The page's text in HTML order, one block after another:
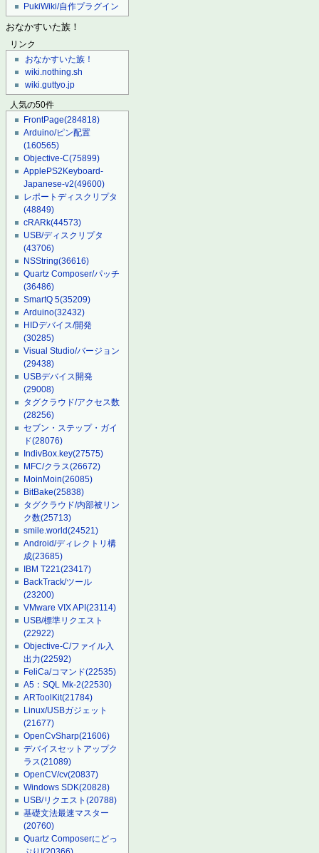
PukiWiki/自作プラグイン
おなかすいた族！
リンク
おなかすいた族！
wiki.nothing.sh
wiki.guttyo.jp
人気の50件
FrontPage(284818)
Arduino/ピン配置
(160565)
Objective-C(75899)
ApplePS2Keyboard-
Japanese-v2(49600)
レポートディスクリプタ
(48849)
cRARk(44573)
USB/ディスクリプタ
(43706)
NSString(36616)
Quartz Composer/パッチ
(36486)
SmartQ 5(35209)
Arduino(32432)
HIDデバイス/開発
(30285)
Visual Studio/バージョン
(29438)
USBデバイス開発
(29008)
タグクラウド/アクセス数
(28256)
セブン・ステップ・ガイ
ド(28076)
IndivBox.key(27575)
MFC/クラス(26672)
MoinMoin(26085)
BitBake(25838)
タグクラウド/内部被リン
ク数(25713)
smile.world(24521)
Android/ディレクトリ構
成(23685)
IBM T221(23417)
BackTrack/ツール
(23200)
VMware VIX API(23114)
USB/標準リクエスト
(22922)
Objective-C/ファイル入
出力(22592)
FeliCa/コマンド(22535)
A5：SQL Mk-2(22530)
ARToolKit(21784)
Linux/USBガジェット
(21677)
OpenCvSharp(21606)
デバイスセットアップク
ラス(21089)
OpenCV/cv(20837)
Windows SDK(20828)
USB/リクエスト(20788)
基礎文法最速マスター
(20760)
Quartz Composerにどっ